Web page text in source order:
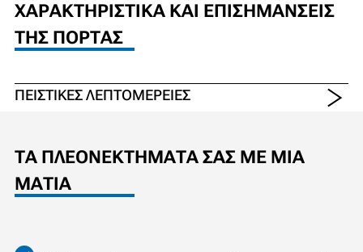
ΧΑΡΑΚΤΗΡΙΣΤΙΚΆ ΚΑΙ ΕΠΙΣΗΜΆΝΣΕΙΣ
ΤΗΣ ΠΌΡΤΑΣ
ΠΕΙΣΤΙΚΈΣ ΛΕΠΤΟΜΈΡΕΙΕΣ
ΤΑ ΠΛΕΟΝΕΚΤΉΜΑΤΆ ΣΑΣ ΜΕ ΜΙΑ
ΜΑΤΙΆ